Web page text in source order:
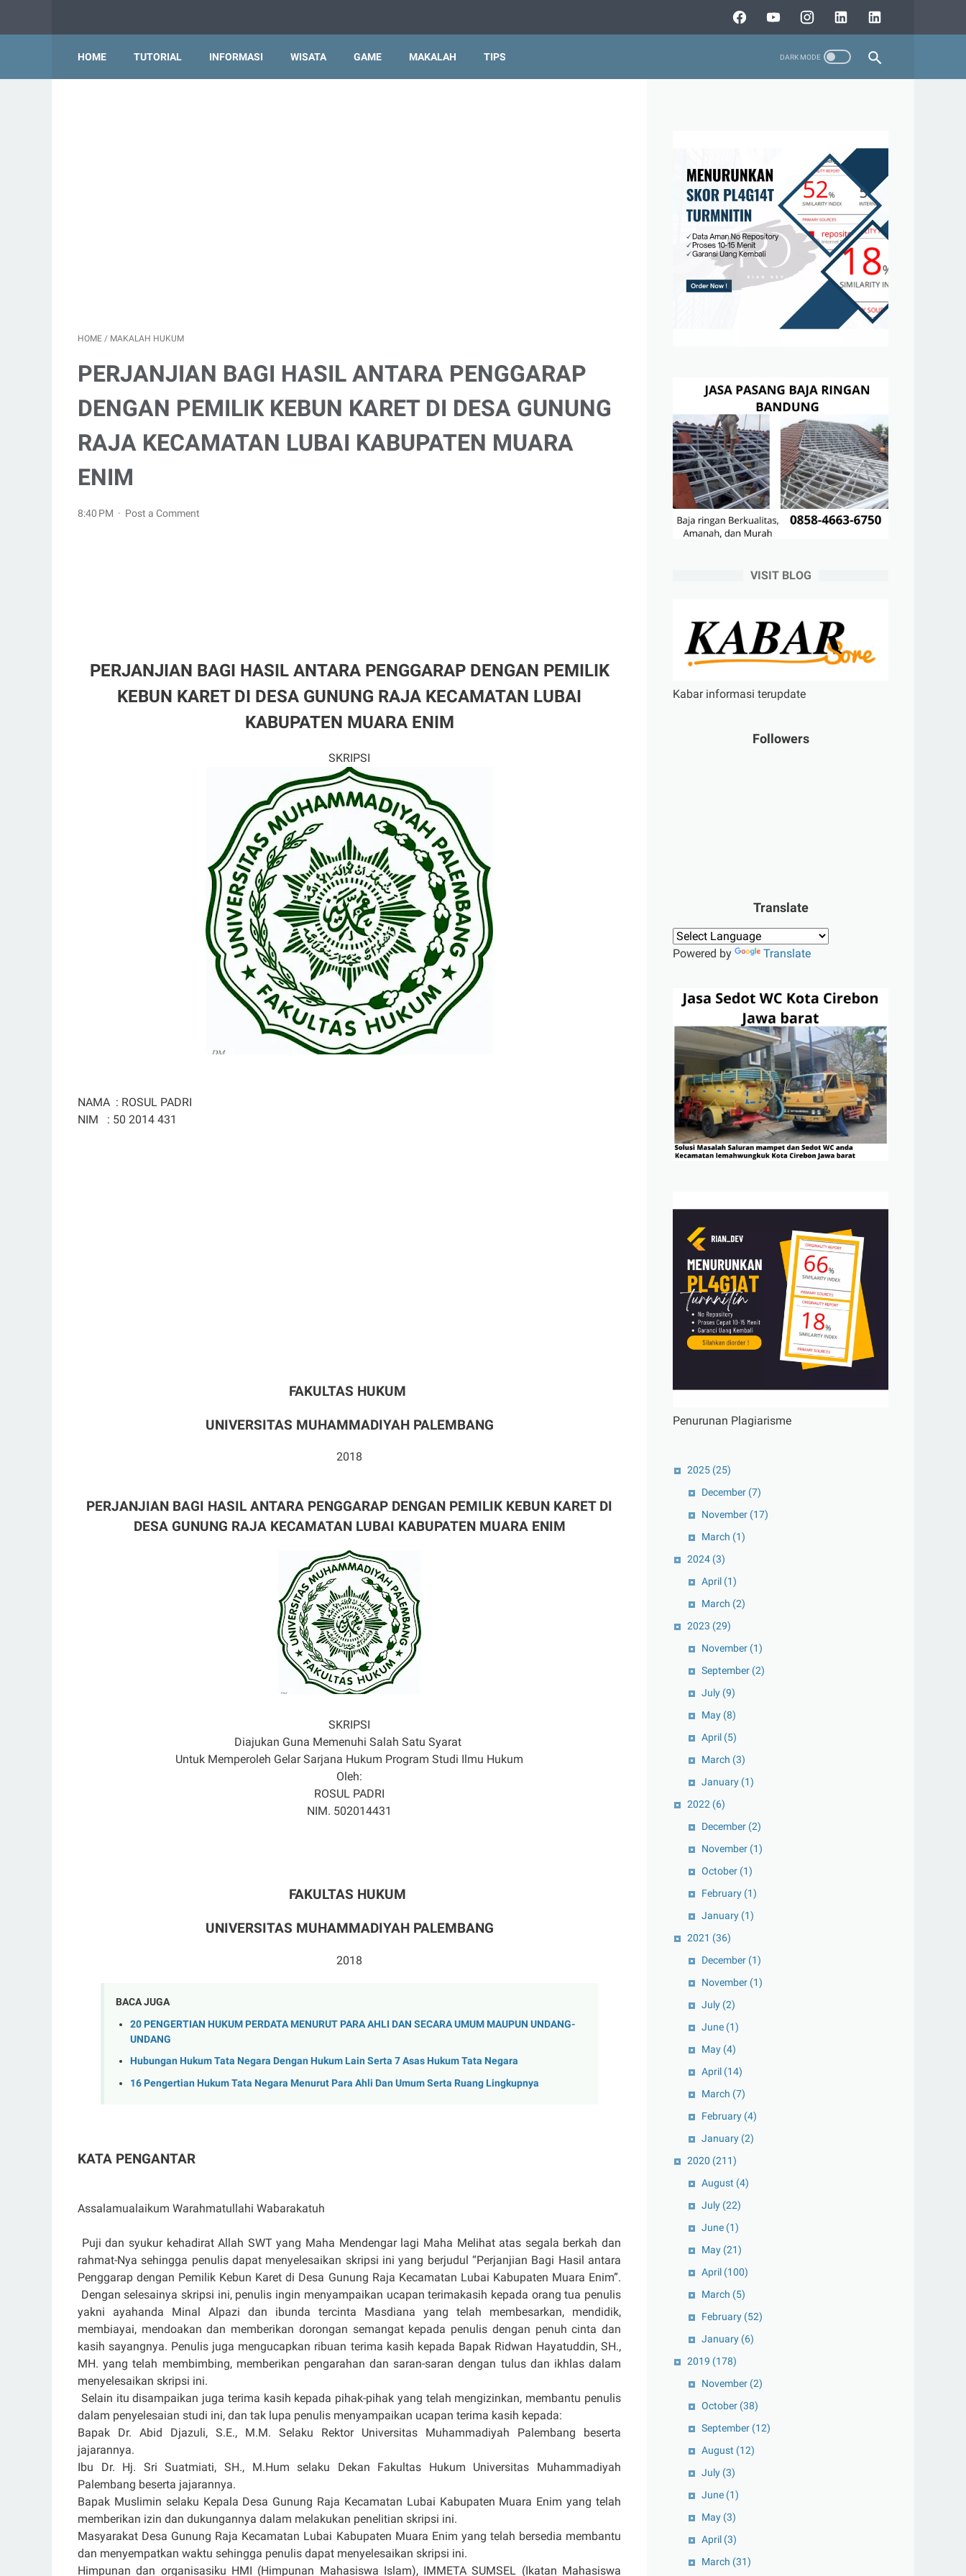
HOME TUTORIAL INFORMASI WISATA GAME MAKALAH TIPS
HOME / MAKALAH HUKUM
PERJANJIAN BAGI HASIL ANTARA PENGGARAP
DENGAN PEMILIK KEBUN KARET DI DESA GUNUNG
RAJA KECAMATAN LUBAI KABUPATEN MUARA
ENIM
8:40 PM Post a Comment
PERJANJIAN BAGI HASIL ANTARA PENGGARAP DENGAN PEMILIK
KEBUN KARET DI DESA GUNUNG RAJA KECAMATAN LUBAI
KABUPATEN MUARA ENIM
SKRIPSI
NAMA : ROSUL PADRI
NIM
: 50 2014 431
FAKULTAS HUKUM
UNIVERSITAS MUHAMMADIYAH PALEMBANG
2018
PERJANJIAN BAGI HASIL ANTARA PENGGARAP DENGAN PEMILIK KEBUN KARET DI
DESA GUNUNG RAJAKECAMATAN LUBAI KABUPATEN MUARA ENIM
SKRIPSI
Diajukan Guna Memenuhi Salah Satu Syarat
Untuk Memperoleh Gelar Sarjana Hukum Program Studi Ilmu Hukum
Oleh:
ROSUL PADRI
NIM. 502014431
FAKULTAS HUKUM
UNIVERSITAS MUHAMMADIYAH PALEMBANG
2018
BACA JUGA
20 PENGERTIAN HUKUM PERDATA MENURUT PARA AHLI DAN SECARA UMUM MAUPUN UNDANG-
UNDANG
Hubungan Hukum Tata Negara Dengan Hukum Lain Serta 7 Asas Hukum Tata Negara
16 Pengertian Hukum Tata Negara Menurut Para Ahli Dan Umum Serta Ruang Lingkupnya
KATA PENGANTAR
Assalamualaikum Warahmatullahi Wabarakatuh
Puji dan syukur kehadirat Allah SWT yang Maha Mendengar lagi Maha Melihat atas segala berkah dan
rahmat-Nya sehingga penulis dapat menyelesaikan skripsi ini yang berjudul “Perjanjian Bagi Hasil antara
Penggarap dengan Pemilik Kebun Karet di Desa Gunung Raja Kecamatan Lubai Kabupaten Muara Enim”.
Dengan selesainya skripsi ini, penulis ingin menyampaikan ucapan terimakasih kepada orang tua penulis
yakni ayahanda Minal Alpazi dan ibunda tercinta Masdiana yang telah membesarkan, mendidik,
membiayai, mendoakan dan memberikan dorongan semangat kepada penulis dengan penuh cinta dan
kasih sayangnya. Penulis juga mengucapkan ribuan terima kasih kepada Bapak Ridwan Hayatuddin, SH.,
MH. yang telah membimbing, memberikan pengarahan dan saran-saran dengan tulus dan ikhlas dalam
menyelesaikan skripsi ini.
Selain itu disampaikan juga terima kasih kepada pihak-pihak yang telah mengizinkan, membantu penulis
dalam penyelesaian studi ini, dan tak lupa penulis menyampaikan ucapan terima kasih kepada:
Bapak Dr. Abid Djazuli, S.E., M.M. Selaku Rektor Universitas Muhammadiyah Palembang beserta
jajarannya.
Ibu Dr. Hj. Sri Suatmiati, SH., M.Hum selaku Dekan Fakultas Hukum Universitas Muhammadiyah
Palembang beserta jajarannya.
Bapak Muslimin selaku Kepala Desa Gunung Raja Kecamatan Lubai Kabupaten Muara Enim yang telah
memberikan izin dan dukungannya dalam melakukan penelitian skripsi ini.
Masyarakat Desa Gunung Raja Kecamatan Lubai Kabupaten Muara Enim yang telah bersedia membantu
dan menyempatkan waktu sehingga penulis dapat menyelesaikan skripsi ini.
Himpunan dan organisasiku HMI (Himpunan Mahasiswa Islam), IMMETA SUMSEL (Ikatan Mahasiswa
VISIT BLOG
Kabar informasi terupdate
Followers
Translate
Powered by Translate
Penurunan Plagiarisme
2025 (25)
December (7)
November (17)
March (1)
2024 (3)
April (1)
March (2)
2023 (29)
November (1)
September (2)
July (9)
May (8)
April (5)
March (3)
January (1)
2022 (6)
December (2)
November (1)
October (1)
February (1)
January (1)
2021 (36)
December (1)
November (1)
July (2)
June (1)
May (4)
April (14)
March (7)
February (4)
January (2)
2020 (211)
August (4)
July (22)
June (1)
May (21)
April (100)
March (5)
February (52)
January (6)
2019 (178)
November (2)
October (38)
September (12)
August (12)
July (3)
June (1)
May (3)
April (3)
March (31)